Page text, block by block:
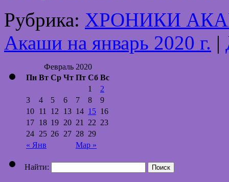
Рубрика: ХРОНИКИ
Акаши на январь 2020 г. |
Февраль 2020
Пн Вт Ср Чт Пт Сб Вс
« Янв Мар »
1
2
3
4 5 6 7 8
9
10 11 12 13 14 15 16
17 18 19 20 21 22 23
24 25 26 27 28 29
Найти: